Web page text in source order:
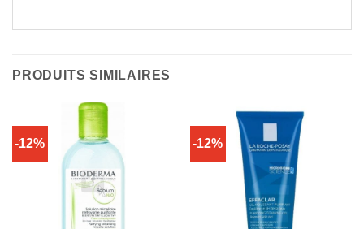
PRODUITS SIMILAIRES
-12% -12%